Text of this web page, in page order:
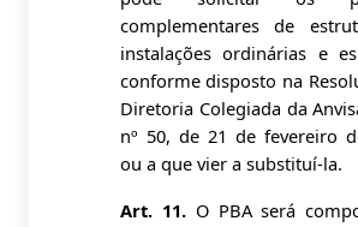
complementares de
instalações ordinárias e
conforme disposto na
Diretoria Colegiada da
nº 50, de 21 de fevereiro
ou a que vier a substituí-la.
Art. 11.O PBA será